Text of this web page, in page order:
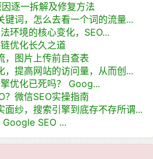
逐一拆解及修复方法
键词，怎么去看一个词的流量...
环境的核心变化，SEO...
优化长久之道
，图片上传前自查表
，提高网站的访问量，从而创...
优化已死吗？ Goog...
？微信SEO实操指南
面纱，搜索引擎到底存不存所谓...
SEO ...